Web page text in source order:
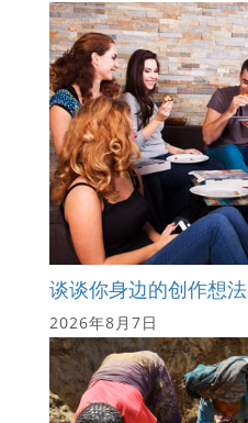
谈谈你身边的创作想法
2026年8月7日